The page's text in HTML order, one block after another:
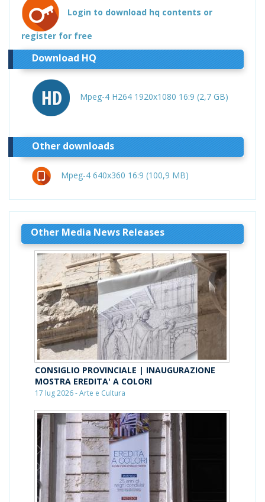
Login to download hq contents or
register for free
Download HQ
Mpeg-4 H264 1920x1080 16:9 (2,7 GB)
Other downloads
Mpeg-4 640x360 16:9 (100,9 MB)
Other Media News Releases
CONSIGLIO PROVINCIALE | INAUGURAZIONE
MOSTRA EREDITA' A COLORI
17 lug 2026 - Arte e Cultura